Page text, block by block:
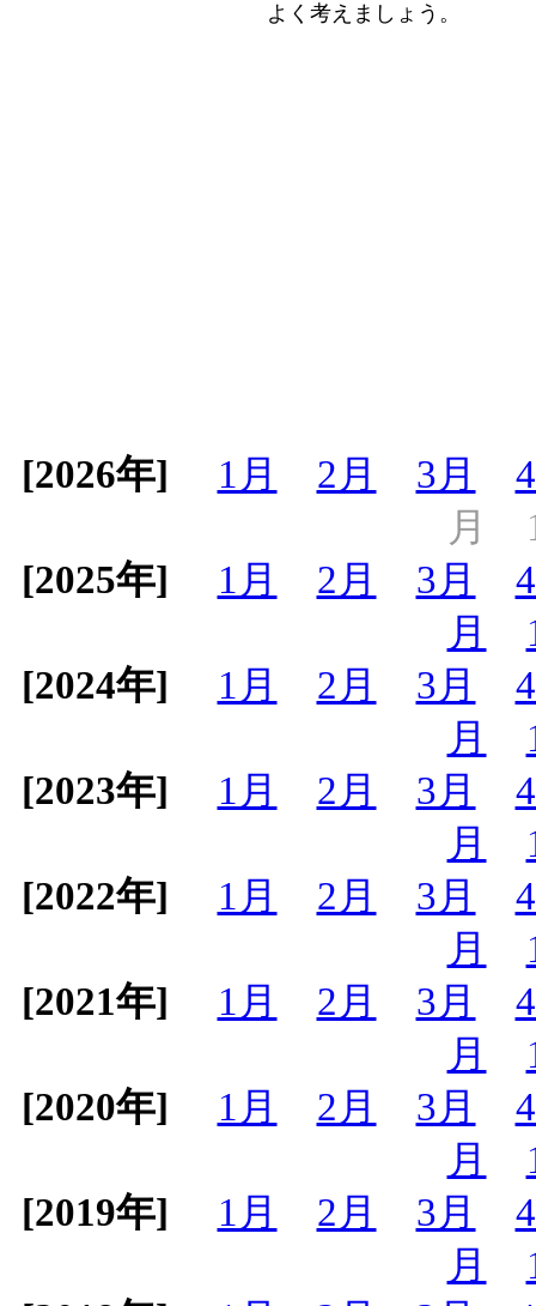
よく考えましょう。
[2026年] 1月 2月 3月
月
[2025年]
1月 2月 3月
月
[2024年]
1月 2月 3月
月
[2023年]
1月 2月 3月
月
[2022年]
1月 2月 3月
月
[2021年]
1月 2月 3月
月
[2020年]
1月 2月 3月
月
[2019年]
1月 2月 3月
月